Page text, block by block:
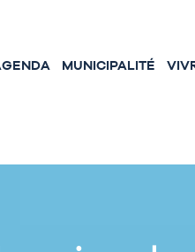
MUNICIPALITÉ